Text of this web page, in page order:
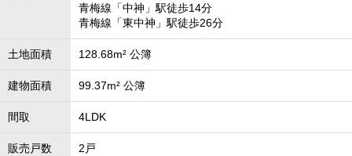
青梅線「中神」駅徒歩14分
青梅線「東中神」駅徒歩26分
土地面積 128.68m² 公簿
建物面積 99.37m² 公簿
間取 4LDK
販売戸数 2戸